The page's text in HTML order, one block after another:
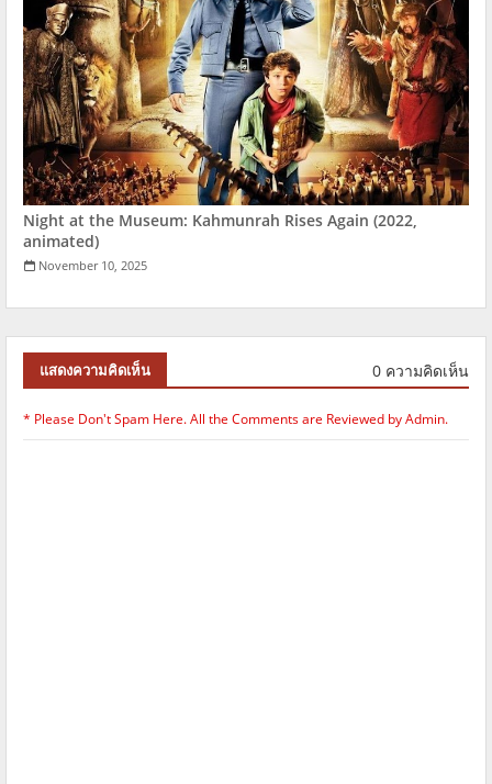
Night at the Museum: Kahmunrah Rises Again (2022,
animated)
November 10, 2025
แสดงความคิดเห็น 0 ความคิดเห็น
* Please Don't Spam Here. All the Comments are Reviewed by Admin.